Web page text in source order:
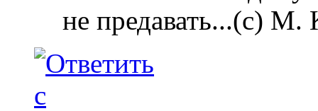
не предавать...(с) М.